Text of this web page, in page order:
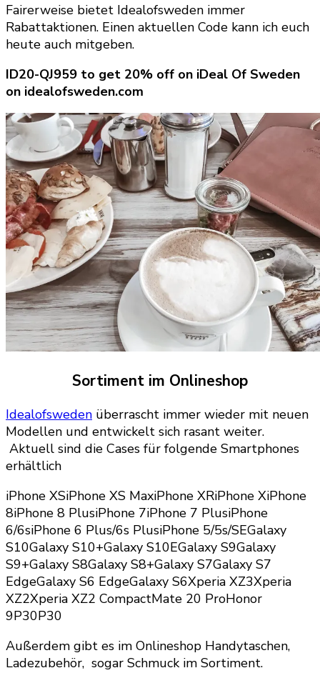
Fairerweise bietet Idealofsweden immer
Rabattaktionen. Einen aktuellen Code kann ich euch
heute auch mitgeben.
ID20-QJ959 to get 20% off on iDeal Of Sweden
on idealofsweden.com
Sortiment im Onlineshop
Idealofsweden überrascht immer wieder mit neuen
Modellen und entwickelt sich rasant weiter.
Aktuell sind die Cases für folgende Smartphones
erhältlich
iPhone XSiPhone XS MaxiPhone XRiPhone XiPhone
8iPhone 8 PlusiPhone 7iPhone 7 PlusiPhone
6/6siPhone 6 Plus/6s PlusiPhone 5/5s/SEGalaxy
S10Galaxy S10+Galaxy S10EGalaxy S9Galaxy
S9+Galaxy S8Galaxy S8+Galaxy S7Galaxy S7
EdgeGalaxy S6 EdgeGalaxy S6Xperia XZ3Xperia
XZ2Xperia XZ2 CompactMate 20 ProHonor
9P30P30
Außerdem gibt es im Onlineshop Handytaschen,
Ladezubehör, sogar Schmuck im Sortiment.